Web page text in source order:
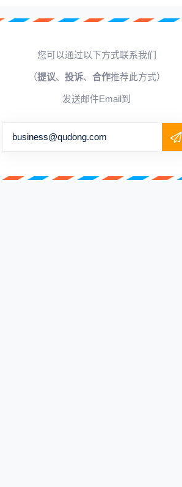
您可以通过以下方式联系我们
（提议、 投诉、 合作推荐此方式）
发送邮件Email到
business@qudong.com